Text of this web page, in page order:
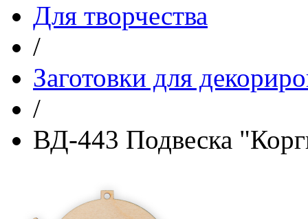
Для творчества
/
Заготовки для
/
ВД-443 Подвеска